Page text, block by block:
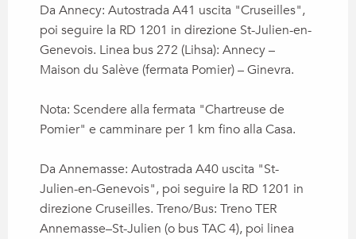
Da Annecy: Autostrada A41 uscita "Cruseilles",
poi seguire la RD 1201 in direzione St-Julien-en-
Genevois. Linea bus 272 (Lihsa): Annecy –
Maison du Salève (fermata Pomier) – Ginevra.
Nota: Scendere alla fermata "Chartreuse de
Pomier" e camminare per 1 km fino alla Casa.
Da Annemasse: Autostrada A40 uscita "St-
Julien-en-Genevois", poi seguire la RD 1201 in
direzione Cruseilles. Treno/Bus: Treno TER
Annemasse–St-Julien (o bus TAC 4), poi linea